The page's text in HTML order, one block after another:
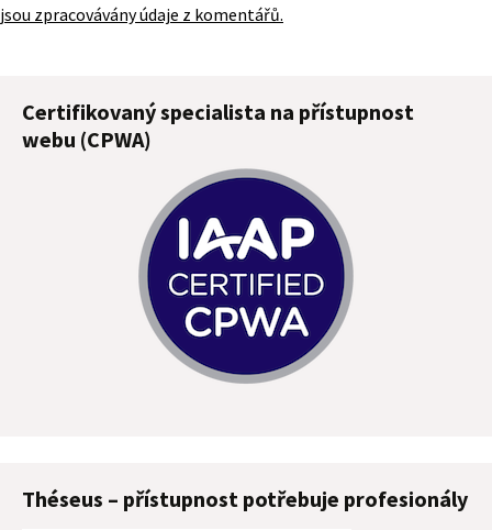
jsou zpracovávány údaje z komentářů.
Certifikovaný specialista na přístupnost
webu (CPWA)
Théseus – přístupnost potřebuje profesionály